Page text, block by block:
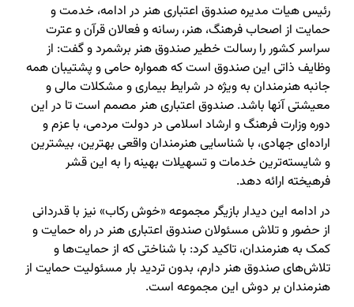
رئیس هیات مدیره صندوق اعتباری هنر در ادامه، خدمت و
حمایت از اصحاب فرهنگ، هنر، رسانه و فعالان قرآن و عترت
سراسر کشور را رسالت خطیر صندوق هنر برشمرد و گفت: از
وظایف ذاتی این صندوق است که همواره حامی و پشتیبان همه
جانبه هنرمندان به ویژه در شرایط بیماری و مشکلات مالی و
معیشتی آنها باشد. صندوق اعتباری هنر مصمم است تا در این
دوره وزارت فرهنگ و ارشاد اسلامی در دولت مردمی، با عزم و
اراده‌ای جهادی، با شناسایی هنرمندان واقعی بهترین، بیشترین
و شایسته‌ترین خدمات و تسهیلات بهینه را به این قشر
فرهیخته ارائه دهد.
در ادامه این دیدار بازیگر مجموعه «خوش رکاب» نیز با قدردانی
از حضور و تلاش مسئولان صندوق اعتباری هنر در راه حمایت و
کمک به هنرمندان، تاکید کرد: با شناختی که از حمایت‌ها و
تلاش‌های صندوق هنر دارم، بدون تردید بار مسئولیت حمایت از
هنرمندان بر دوش این مجموعه است.